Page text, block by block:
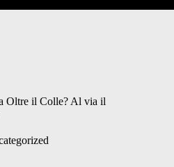
Oltre il Colle? Al via il